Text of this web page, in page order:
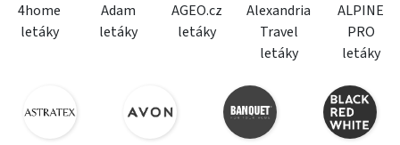
4home
letáky
Adam
letáky
AGEO.cz
letáky
Alexandria
Travel
letáky
ALPINE
PRO
letáky